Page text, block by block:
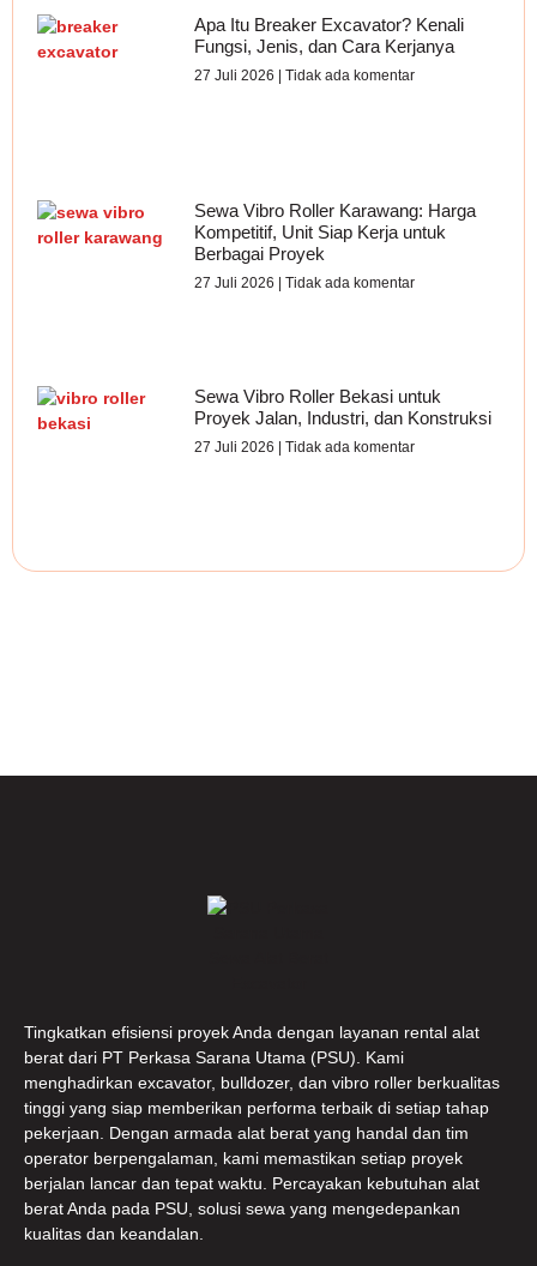
Apa Itu Breaker Excavator? Kenali
Fungsi, Jenis, dan Cara Kerjanya
27 Juli 2026 Tidak ada komentar
Sewa Vibro Roller Karawang: Harga
Kompetitif, Unit Siap Kerja untuk
Berbagai Proyek
27 Juli 2026 Tidak ada komentar
Sewa Vibro Roller Bekasi untuk
Proyek Jalan, Industri, dan Konstruksi
27 Juli 2026 Tidak ada komentar
Tingkatkan efisiensi proyek Anda dengan layanan rental alat
berat dari PT Perkasa Sarana Utama (PSU). Kami
menghadirkan excavator, bulldozer, dan vibro roller berkualitas
tinggi yang siap memberikan performa terbaik di setiap tahap
pekerjaan. Dengan armada alat berat yang handal dan tim
operator berpengalaman, kami memastikan setiap proyek
berjalan lancar dan tepat waktu. Percayakan kebutuhan alat
berat Anda pada PSU, solusi sewa yang mengedepankan
kualitas dan keandalan.